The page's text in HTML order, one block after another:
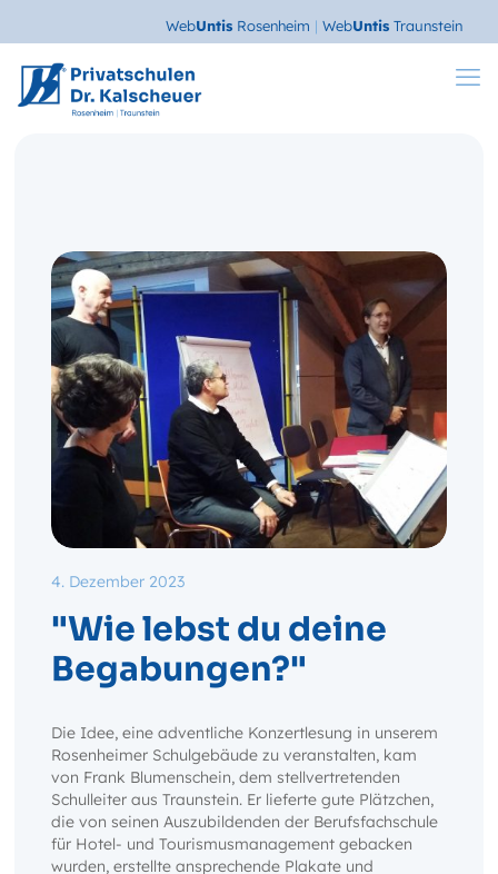
WebUntis Rosenheim | WebUntis Traunstein
4. Dezember 2023
"Wie lebst du deine
Begabungen?"
Die Idee, eine adventliche Konzertlesung in unserem
Rosenheimer Schulgebäude zu veranstalten, kam
von Frank Blumenschein, dem stellvertretenden
Schulleiter aus Traunstein. Er lieferte gute Plätzchen,
die von seinen Auszubildenden der Berufsfachschule
für Hotel- und Tourismusmanagement gebacken
wurden, erstellte ansprechende Plakate und